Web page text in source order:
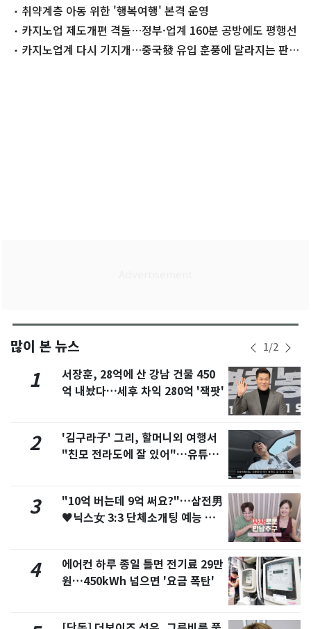
취약계층 아동 위한 '행복여행' 본격 운영
카지노업 제도개편 격돌…정부·업계 160분 공방에도 평행선
카지노업계 다시 기지개…중국發 유입 훈풍에 달라지는 판도
많이 본 뉴스 1/2
1
서장훈, 28억에 산 강남 건물 450
억 내놨다…세후 차익 280억 '잭팟'
2
'김구라子' 그리, 할머니외 여행서
"친모 전라도에 잘 있어"…유튜브
3
"10억 버는데 9억 써요?"…삼전男
♥닉스女 3:3 단체소개팅 예능 화
4
에어컨 하루 종일 틀면 전기료 29만
원…450kWh 넘으면 '요금 폭탄'